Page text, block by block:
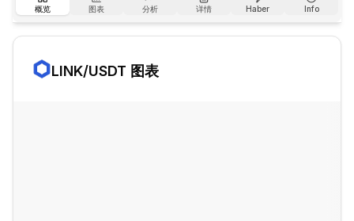
概览 图表 分析 详情 Haber Info
LINK/USDT 图表